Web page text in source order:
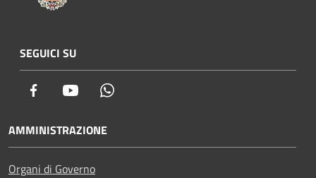
SEGUICI SU
Facebook Youtube
AMMINISTRAZIONE
Organi di Governo